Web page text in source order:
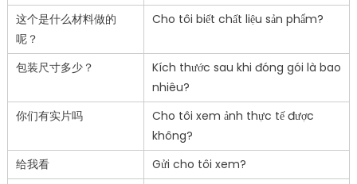
这个是什么材料做的
呢？
Cho tôi biết chất liệu sản phẩm?
包装尺寸多少？
Kích thước sau khi đóng gói là bao
nhiêu?
你们有实片吗
Cho tôi xem ảnh thực tế được
không?
给我看
Gửi cho tôi xem?